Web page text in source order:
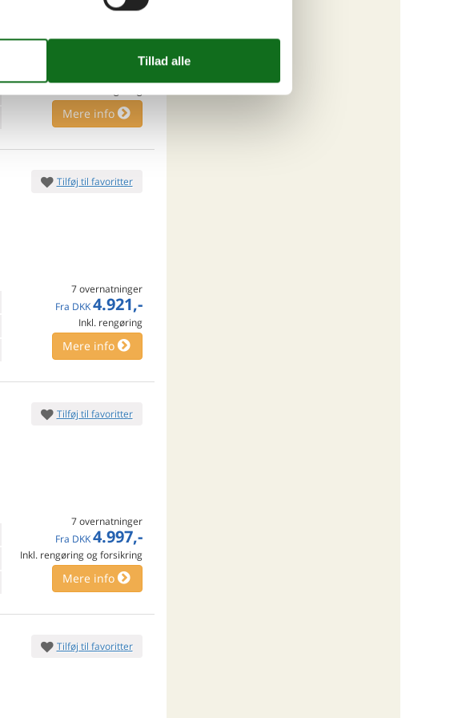
7 overnatninger
10.333,-
Mere info
Tilføj til favoritter
7 overnatninger
Fra DKK 4.921,-
Inkl. rengøring
Mere info
Tilføj til favoritter
7 overnatninger
Fra DKK 4.997,-
Inkl. rengøring og forsikring
Mere info
Tilføj til favoritter